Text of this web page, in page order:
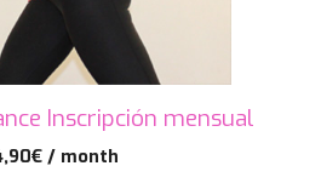
Inscripción mensual
€ / month